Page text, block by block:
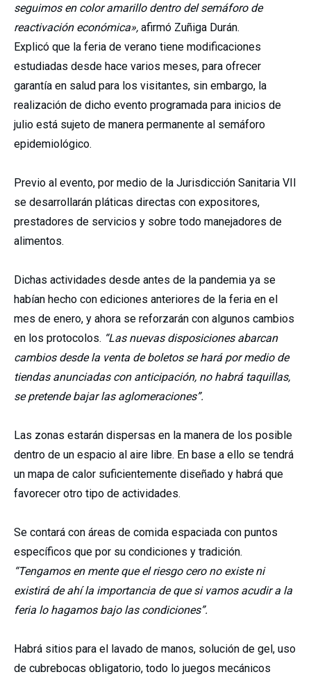
seguimos en color amarillo dentro del semáforo de
reactivación económica», afirmó Zuñiga Durán.
Explicó que la feria de verano tiene modificaciones
estudiadas desde hace varios meses, para ofrecer
garantía en salud para los visitantes, sin embargo, la
realización de dicho evento programada para inicios de
julio está sujeto de manera permanente al semáforo
epidemiológico.
Previo al evento, por medio de la Jurisdicción Sanitaria VII
se desarrollarán pláticas directas con expositores,
prestadores de servicios y sobre todo manejadores de
alimentos.
Dichas actividades desde antes de la pandemia ya se
habían hecho con ediciones anteriores de la feria en el
mes de enero, y ahora se reforzarán con algunos cambios
en los protocolos. “Las nuevas disposiciones abarcan
cambios desde la venta de boletos se hará por medio de
tiendas anunciadas con anticipación, no habrá taquillas,
se pretende bajar las aglomeraciones”.
Las zonas estarán dispersas en la manera de los posible
dentro de un espacio al aire libre. En base a ello se tendrá
un mapa de calor suficientemente diseñado y habrá que
favorecer otro tipo de actividades.
Se contará con áreas de comida espaciada con puntos
específicos que por su condiciones y tradición.
“Tengamos en mente que el riesgo cero no existe ni
existirá de ahí la importancia de que si vamos acudir a la
feria lo hagamos bajo las condiciones”.
Habrá sitios para el lavado de manos, solución de gel, uso
de cubrebocas obligatorio, todo lo juegos mecánicos